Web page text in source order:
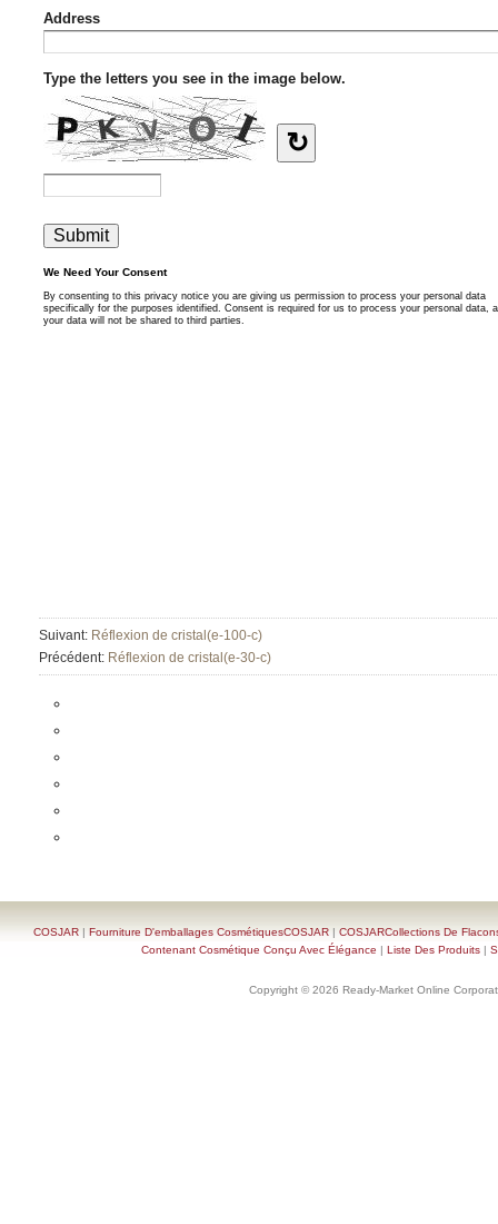
Suivant: Réflexion de cristal(e-100-c)
Précédent: Réflexion de cristal(e-30-c)
COSJAR | Fourniture D'emballages CosmétiquesCOSJAR | COSJARCollections De
Contenant Cosmétique Conçu Avec Élégance | Liste Des Produits |
Copyright © 2026 Ready-Market Online